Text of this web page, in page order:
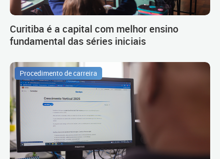
Curitiba é a capital com melhor ensino
fundamental das séries iniciais
Procedimento de carreira